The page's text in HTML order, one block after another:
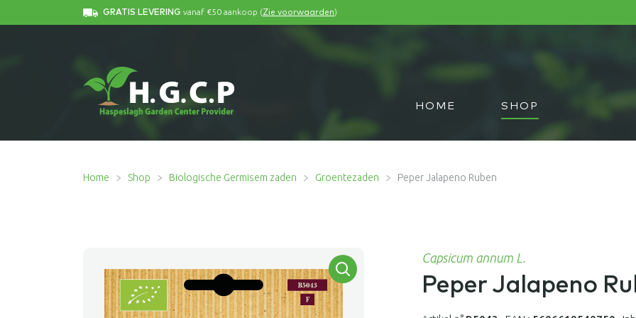
GRATIS LEVERING vanaf €50 aankoop (Zie voorwaarden)
HOME SHOP
Home Shop Biologische Germisem zaden Groentezaden Peper Jalapeno Ruben
Capsicum annum L.
Peper Jalapeno